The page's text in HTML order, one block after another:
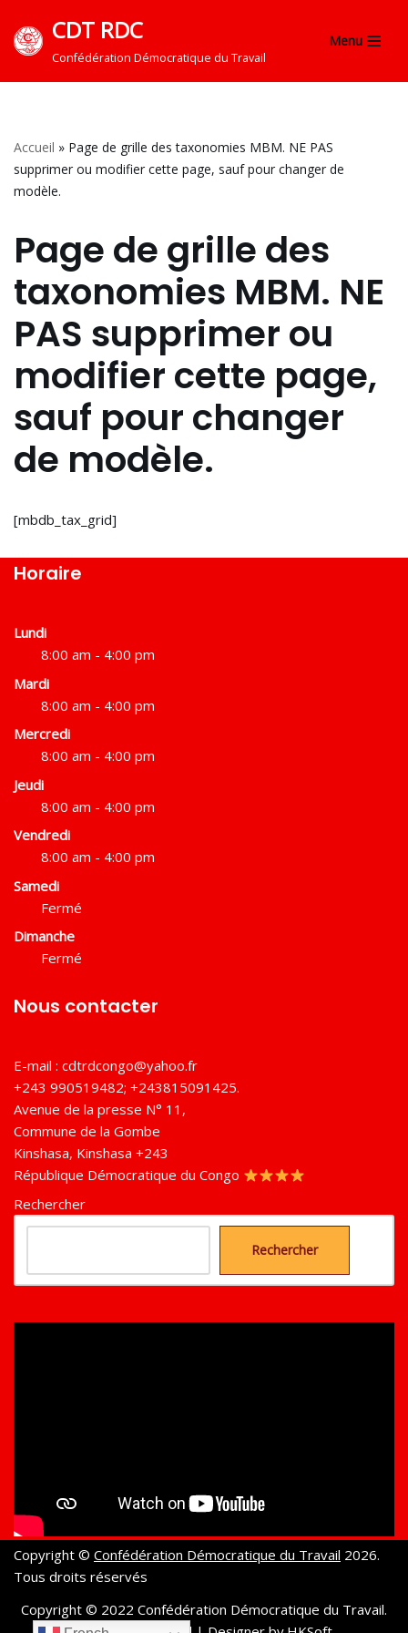
Aller
CDT RDC
Confédération Démocratique du Travail
Menu
Accueil » Page de grille des taxonomies MBM. NE PAS
supprimer ou modifier cette page, sauf pour changer de
modèle.
Page de grille des
taxonomies MBM. NE
PAS supprimer ou
modifier cette page,
sauf pour changer
de modèle.
[mbdb_tax_grid]
Horaire
Lundi
8:00 am - 4:00 pm
Mardi
8:00 am - 4:00 pm
Mercredi
8:00 am - 4:00 pm
Jeudi
8:00 am - 4:00 pm
Vendredi
8:00 am - 4:00 pm
Samedi
Fermé
Dimanche
Fermé
Nous contacter
E-mail : cdtrdcongo@yahoo.fr
+243 990519482; +243815091425.
Avenue de la presse N° 11,
Commune de la Gombe
Kinshasa, Kinshasa +243
République Démocratique du Congo
Rechercher
Rechercher
Copyright © Confédération Démocratique du Travail 2026.
Tous droits réservés
Copyright © 2022 Confédération Démocratique du Travail.